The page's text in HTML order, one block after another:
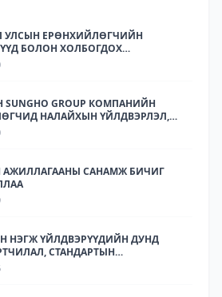
УЛСЫН ЕРӨНХИЙЛӨГЧИЙН
БОЛОН ХОЛБОГДОХ
ТӨЛӨӨЛӨЛ НАЛАЙХЫН
GROUP КОМПАНИЙН
НАЛАЙХЫН ҮЙЛДВЭРЛЭЛ,
ПАРКТ АЖИЛЛАЛАА.
АЖИЛЛАГААНЫ САНАМЖ БИЧИГ
НЭГЖ ҮЙЛДВЭРҮҮДИЙН ДУНД
СТАНДАРТЫН
ТАЛААР СУРГАЛТ,